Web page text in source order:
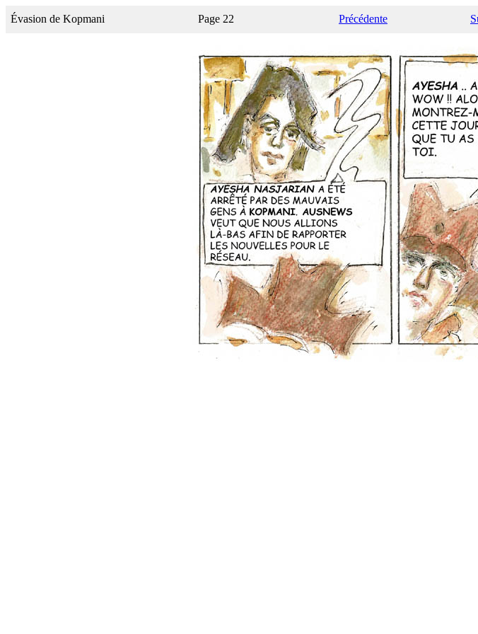
Évasion de Kopmani Page 22 Précédente